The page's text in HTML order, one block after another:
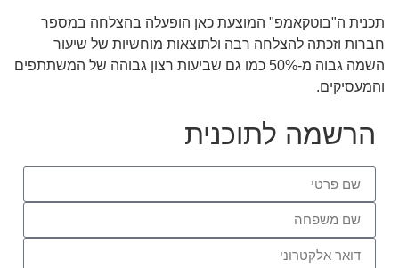
תכנית ה"בוטקאמפ" המוצעת כאן הופעלה בהצלחה במספר
חברות וזכתה להצלחה רבה ולתוצאות מוחשיות של שיעור
השמה גבוה מ-50% כמו גם שביעות רצון גבוהה של המשתתפים
והמעסיקים.
הרשמה לתוכנית